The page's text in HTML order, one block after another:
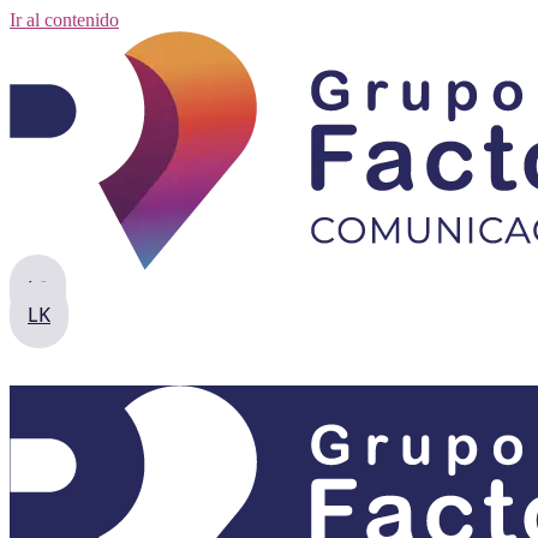
Ir al contenido
IG
LK